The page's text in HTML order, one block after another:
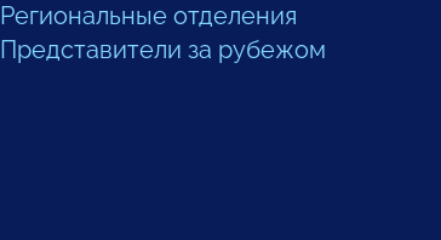
Региональные отделения
Представители за рубежом